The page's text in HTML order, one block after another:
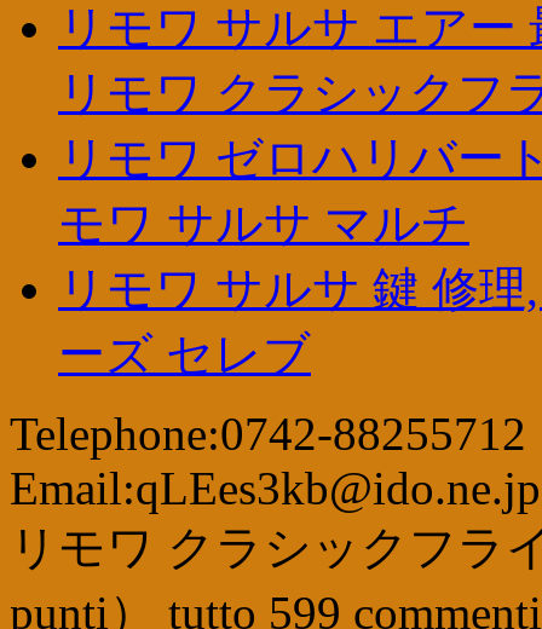
リモワ サルサ エアー
リモワ クラシックフ
リモワ ゼロハリバー
モワ サルサ マルチ
リモワ サルサ 鍵 修
ーズ セレブ
Telephone:0742-88255712
Email:qLEes3kb@ido.ne.jp
リモワ クラシックフラ
punti ） tutto 599